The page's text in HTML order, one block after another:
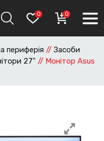
0 0
периферія // Засоби
27" // Монітор Asus